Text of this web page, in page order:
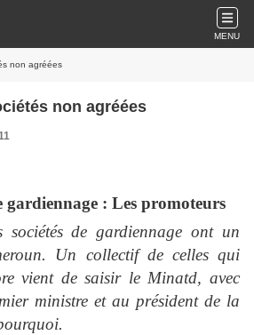
MENU
non agréées
non agréées
gardiennage : Les promoteurs
sociétés de gardiennage ont un
Un collectif de celles qui
vient de saisir le Minatd, avec
ministre et au président de la